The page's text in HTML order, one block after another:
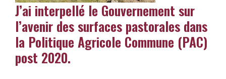
J’ai interpellé le Gouvernement sur
l’avenir des surfaces pastorales dans
la Politique Agricole Commune (PAC)
post 2020.